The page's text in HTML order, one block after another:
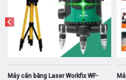
chọn
trang
WF-
HẾT HÀNG
Máy Chuyên Vít WORKFIX WF-